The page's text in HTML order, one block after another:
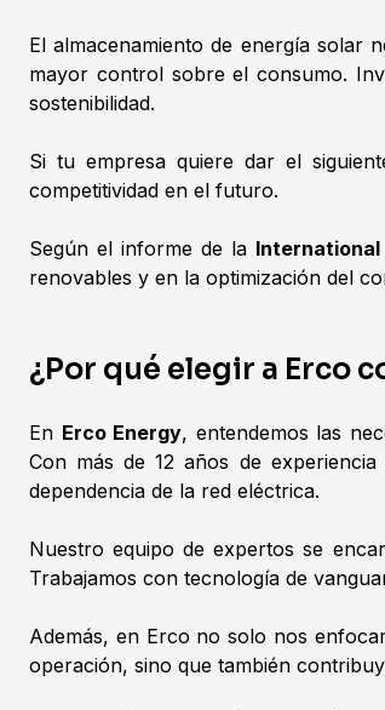
El almacenamiento de energía solar
mayor control sobre el consumo.
sostenibilidad.
Si tu empresa quiere dar el
competitividad en el futuro.
Según el informe de la International
renovables y en la optimización del
¿Por qué elegir a Erco
En Erco Energy, entendemos las
Con más de 12 años de
dependencia de la red eléctrica.
Nuestro equipo de expertos se
Trabajamos con tecnología de
Además, en Erco no solo nos
operación, sino que también